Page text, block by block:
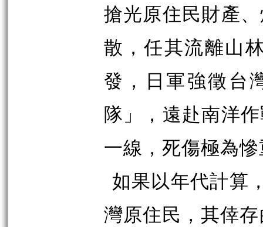
搶光原住民財產
散，任其流離山
發，日軍強徵台
隊」，遠赴南洋
一線，死傷極為
如果以年代計算
灣原住民，其倖